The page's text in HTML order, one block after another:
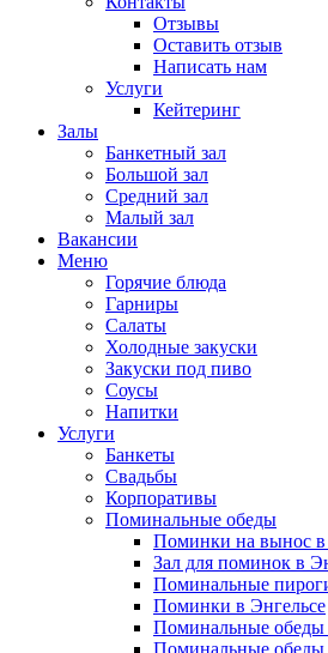
Отзывы
Оставить отзыв
Написать нам
Услуги
Кейтеринг
Залы
Банкетный зал
Большой зал
Средний зал
Малый зал
Вакансии
Меню
Горячие блюда
Гарниры
Салаты
Холодные закуски
Закуски под пиво
Соусы
Напитки
Услуги
Банкеты
Свадьбы
Корпоративы
Поминальные обеды
Поминки на вынос в
Зал для поминок в
Поминальные
Поминки в Энгельсе
Поминальные обеды
Поминальные обеды